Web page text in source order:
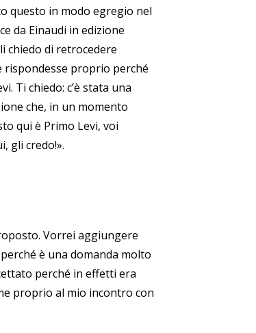
questo in modo egregio nel
da Einaudi in edizione
chiedo di retrocedere
rispondesse proprio perché
Ti chiedo: c’è stata una
che, in un momento
qui è Primo Levi, voi
gli credo!».
Vorrei aggiungere
è una domanda molto
perché in effetti era
proprio al mio incontro con